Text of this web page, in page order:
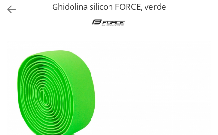
Biciclete dama
Biciclete mountain bike (MTB)
Biciclete de oras
Biciclete pliabile
Biciclete de trekking
Biciclete Cursiere, Cyclocross
si Gravel
Accesorii biciclete
Ghidolina silicon FORCE, verde